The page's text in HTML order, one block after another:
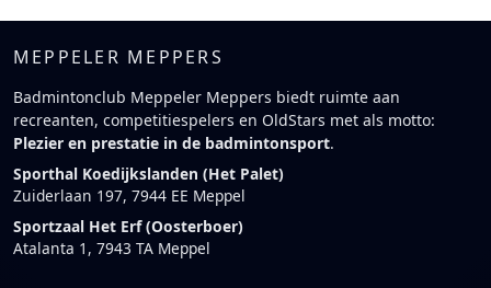
MEPPELER MEPPERS
Badmintonclub Meppeler Meppers biedt ruimte aan
recreanten, competitiespelers en OldStars met als motto:
Plezier en prestatie in de badmintonsport.
Sporthal Koedijkslanden (Het Palet)
Zuiderlaan 197, 7944 EE Meppel
Sportzaal Het Erf (Oosterboer)
Atalanta 1, 7943 TA Meppel